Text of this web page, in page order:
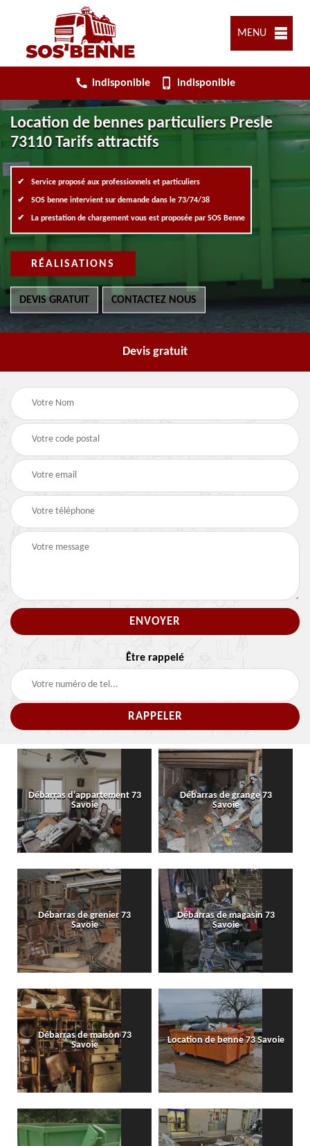
MENU
indisponible indisponible
Location de bennes particuliers Presle
73110 Tarifs attractifs
Service proposé aux professionnels et particuliers
SOS benne intervient sur demande dans le 73/74/38
La prestation de chargement vous est proposée par SOS Benne
RÉALISATIONS
DEVIS GRATUIT CONTACTEZ NOUS
Devis gratuit
Être rappelé
Débarras d'appartement 73
Savoie
Débarras de grange 73
Savoie
Débarras de grenier 73
Savoie
Débarras de magasin 73
Savoie
Débarras de maison 73
Savoie
Location de benne 73 Savoie